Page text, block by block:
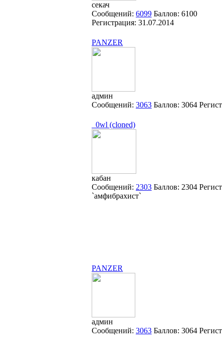
секач
Сообщений: 6099 Баллов: 6100
Регистрация: 31.07.2014
PANZER
админ
Сообщений: 3063 Баллов: 3064
_0wl (cloned)
кабан
Сообщений: 2303 Баллов: 2304
`амфибрахист`
PANZER
админ
Сообщений: 3063 Баллов: 3064